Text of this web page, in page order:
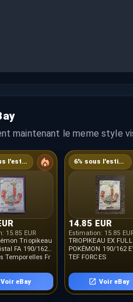
maintenant le meme style
21% sous l'estimation
15.85 EUR
Triopikeau
FA 190/162
Temporelles Fr
Voir eBay
6% sous l'estimation
14.85 EUR
Estimation: 15.85
TRIOPIKEAU EX
POKÉMON 190/162
TEF FORCES
Voir eBay